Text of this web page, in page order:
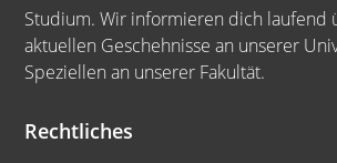
Studium. Wir informieren dich laufend
aktuellen Geschehnisse an unserer
Speziellen an unserer Fakultät.
Rechtliches